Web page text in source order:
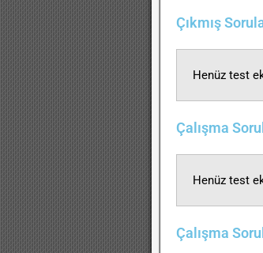
Çıkmış
Henüz test
Çalışma
Henüz test
Çalışma